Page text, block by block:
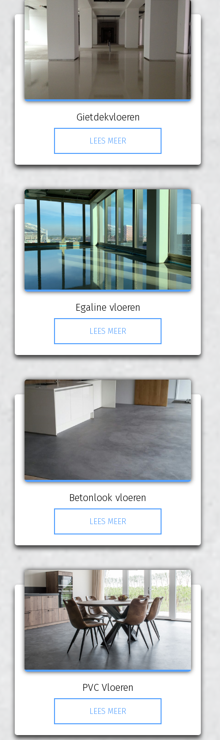
Gietdekvloeren
LEES MEER
Egaline vloeren
LEES MEER
Betonlook vloeren
LEES MEER
PVC Vloeren
LEES MEER